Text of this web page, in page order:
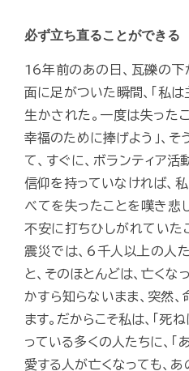
必ず立ち直ることができる
16年前のあの日、瓦礫の下
面に足がついた瞬間、「私は
生かされた。一度は失った
幸福のために捧げよう」、そ
て、すぐに、ボランティア活
信仰を持っていなければ、
べてを失ったことを嘆き悲
不安に打ちひしがれていた
震災では、6千人以上の人
と、そのほとんどは、亡くな
かすら知らないまま、突然
ます。だからこそ私は、「死
っている多くの人たちに、「
愛する人が亡くなっても、あ